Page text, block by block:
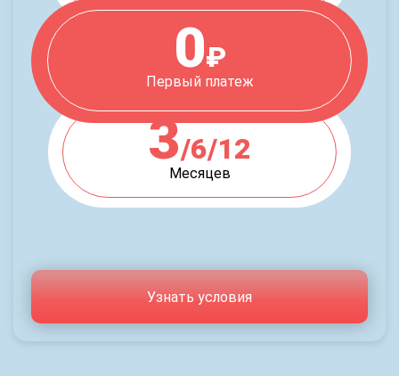
0₽
Первый платеж
3/6/12
Месяцев
Узнать условия